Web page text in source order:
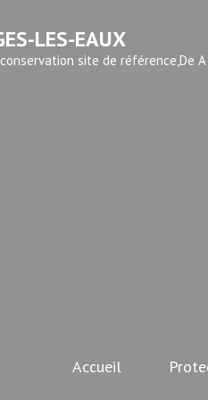
LES-EAUX
site de référence,De A
Accueil